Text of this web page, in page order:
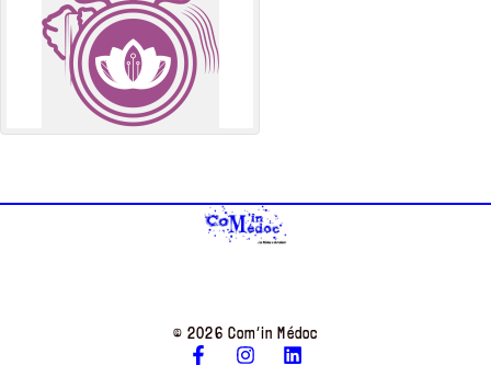
© 2026 Com’in Médoc